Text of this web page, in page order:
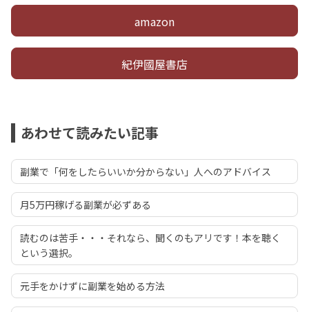
amazon
紀伊國屋書店
あわせて読みたい記事
副業で「何をしたらいいか分からない」人へのアドバイス
月5万円稼げる副業が必ずある
読むのは苦手・・・それなら、聞くのもアリです！本を聴く
という選択。
元手をかけずに副業を始める方法